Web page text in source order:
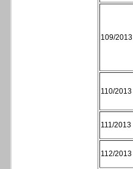
109/2013
110/2013
111/2013
112/2013